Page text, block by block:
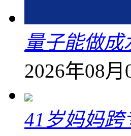
量子能做
2026年08
41岁妈妈跨